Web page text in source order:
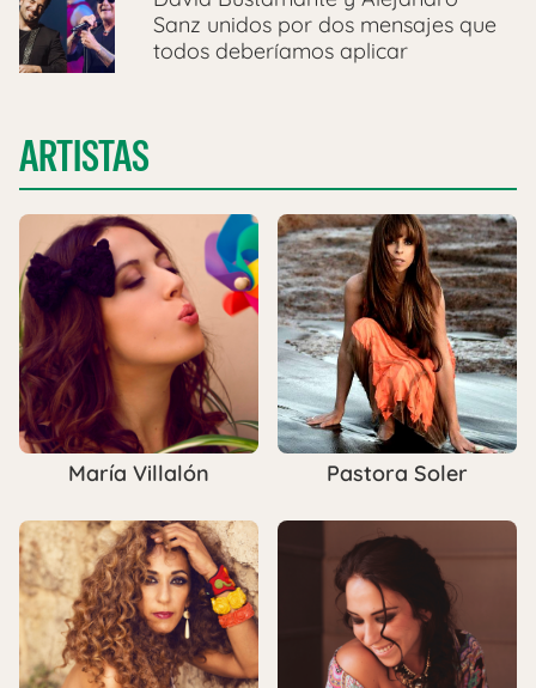
Sanz unidos por dos mensajes que
todos deberíamos aplicar
ARTISTAS
María Villalón Pastora Soler